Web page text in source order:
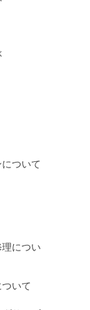
ついて
につい
いて